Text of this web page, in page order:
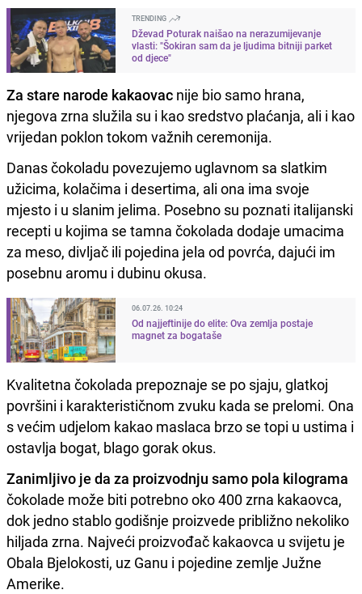
TRENDING
Dževad Poturak naišao na nerazumijevanje
vlasti: "Šokiran sam da je ljudima bitniji parket
od djece"
Za stare narode kakaovac nije bio samo hrana,
njegova zrna služila su i kao sredstvo plaćanja, ali i kao
vrijedan poklon tokom važnih ceremonija.
Danas čokoladu povezujemo uglavnom sa slatkim
užicima, kolačima i desertima, ali ona ima svoje
mjesto i u slanim jelima. Posebno su poznati italijanski
recepti u kojima se tamna čokolada dodaje umacima
za meso, divljač ili pojedina jela od povrća, dajući im
posebnu aromu i dubinu okusa.
06.07.26. 10:24
Od najjeftinije do elite: Ova zemlja postaje
magnet za bogataše
Kvalitetna čokolada prepoznaje se po sjaju, glatkoj
površini i karakterističnom zvuku kada se prelomi. Ona
s većim udjelom kakao maslaca brzo se topi u ustima i
ostavlja bogat, blago gorak okus.
Zanimljivo je da za proizvodnju samo pola kilograma
čokolade može biti potrebno oko 400 zrna kakaovca,
dok jedno stablo godišnje proizvede približno nekoliko
hiljada zrna. Najveći proizvođač kakaovca u svijetu je
Obala Bjelokosti, uz Ganu i pojedine zemlje Južne
Amerike.